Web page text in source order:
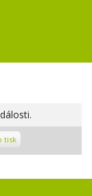
tisk